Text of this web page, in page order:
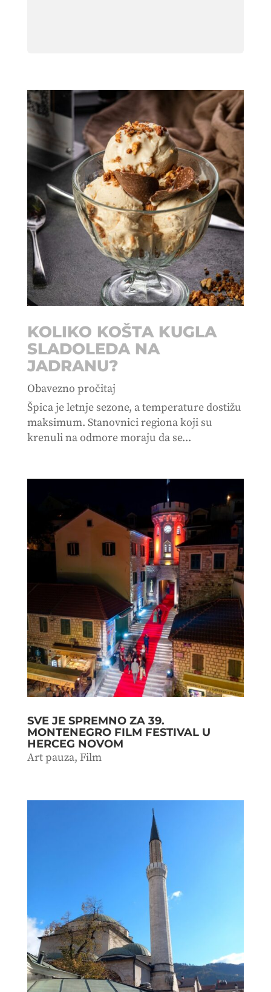
KOLIKO KOŠTA KUGLA
SLADOLEDA NA
JADRANU?
Obavezno pročitaj
Špica je letnje sezone, a temperature dostižu
maksimum. Stanovnici regiona koji su
krenuli na odmore moraju da se...
SVE JE SPREMNO ZA 39.
MONTENEGRO FILM FESTIVAL U
HERCEG NOVOM
Art pauza, Film